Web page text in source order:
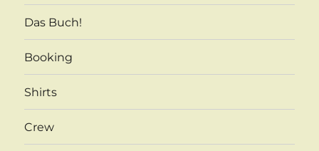
Das Buch!
Booking
Shirts
Crew